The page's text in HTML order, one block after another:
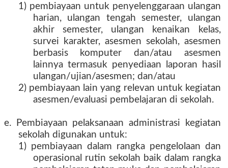
1) pembiayaan untuk penyelenggaraan ulangan
harian, ulangan tengah semester, ulangan
akhir semester, ulangan kenaikan kelas,
survei karakter, asesmen sekolah, asesmen
berbasis komputer dan/atau asesmen
lainnya termasuk penyediaan laporan hasil
ulangan/ujian/asesmen; dan/atau
2) pembiayaan lain yang relevan untuk kegiatan
asesmen/evaluasi pembelajaran di sekolah.
e. Pembiayaan pelaksanaan administrasi kegiatan
sekolah digunakan untuk:
1) pembiayaan dalam rangka pengelolaan dan
operasional rutin sekolah baik dalam rangka